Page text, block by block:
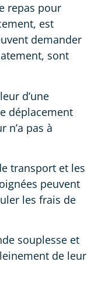
repas pour
est
demander
sont
d’une
déplacement
n’a pas à
transport et les
peuvent
les frais de
souplesse et
de leur